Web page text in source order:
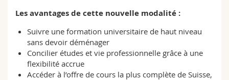
Les avantages de cette nouvelle modalité :
Suivre une formation universitaire de haut niveau
sans devoir déménager
Concilier études et vie professionnelle grâce à une
flexibilité accrue
Accéder à l’offre de cours la plus complète de Suisse,